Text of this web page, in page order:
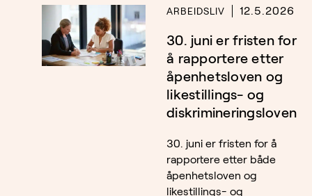
ARBEIDSLIV 12.5.2026
30. juni er fristen for
å rapportere etter
åpenhetsloven og
likestillings- og
diskrimineringsloven
30. juni er fristen for å
rapportere etter både
åpenhetsloven og
likestillings- og